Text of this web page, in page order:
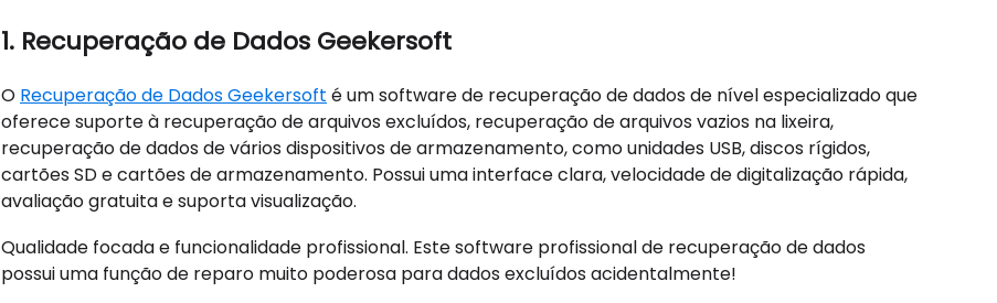
1. Recuperação de Dados Geekersoft
O Recuperação de Dados Geekersoft é um software de recuperação de dados de nível especializado que
oferece suporte à recuperação de arquivos excluídos, recuperação de arquivos vazios na lixeira,
recuperação de dados de vários dispositivos de armazenamento, como unidades USB, discos rígidos,
cartões SD e cartões de armazenamento. Possui uma interface clara, velocidade de digitalização rápida,
avaliação gratuita e suporta visualização.
Qualidade focada e funcionalidade profissional. Este software profissional de recuperação de dados
possui uma função de reparo muito poderosa para dados excluídos acidentalmente!